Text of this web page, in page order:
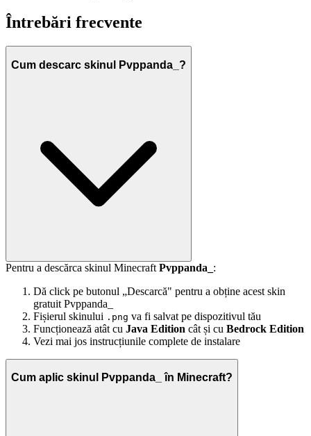
Întrebări frecvente
Cum descarc skinul Pvppanda_?
Pentru a descărca skinul Minecraft Pvppanda_ :
Dă click pe butonul „Descarcă" pentru a obține acest skin
gratuit Pvppanda_
Fișierul skinului .png va fi salvat pe dispozitivul tău
Funcționează atât cu Java Edition cât și cu Bedrock Edition
Vezi mai jos instrucțiunile complete de instalare
Cum aplic skinul Pvppanda_ în Minecraft?